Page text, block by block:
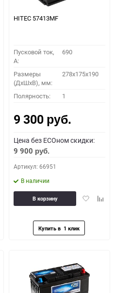
HITEC 57413MF
Пусковой ток,
A:
690
Размеры
(ДхШхВ), мм:
278x175x190
Полярность: 1
9 300 руб.
Цена без ECOном скидки:
9 900 руб.
Артикул: 66951
В наличии
Добавить
В корзину